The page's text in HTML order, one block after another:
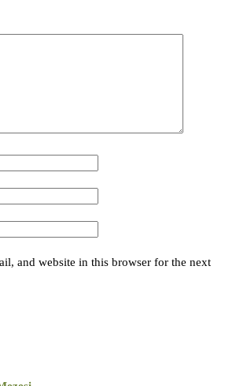
and website in this browser for the next